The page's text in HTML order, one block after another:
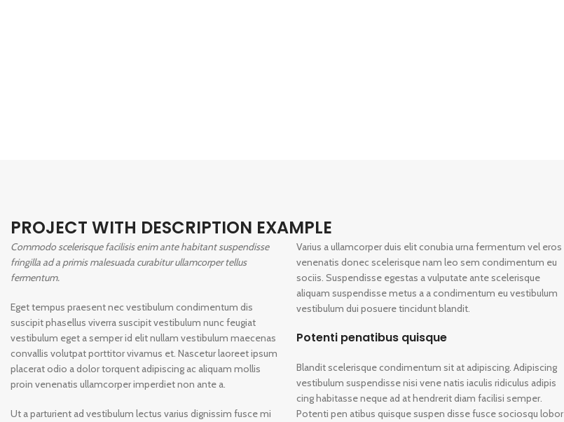
PROJECT WITH DESCRIPTION EXAMPLE
Commodo scelerisque facilisis enim ante habitant suspendisse
fringilla ad a primis malesuada curabitur ullamcorper tellus
fermentum.
Eget tempus praesent nec vestibulum condimentum dis
suscipit phasellus viverra suscipit vestibulum nunc feugiat
vestibulum eget a semper id elit nullam vestibulum maecenas
convallis volutpat porttitor vivamus et. Nascetur laoreet ipsum
placerat odio a dolor torquent adipiscing ac aliquam mollis
proin venenatis ullamcorper imperdiet non ante a.
Ut a parturient ad vestibulum lectus varius dignissim fusce mi
Varius a ullamcorper duis elit conubia urna fermentum vel eros
venenatis donec scelerisque nam leo sem condimentum eu
sociis. Suspendisse egestas a vulputate ante scelerisque
aliquam suspendisse metus a a condimentum eu vestibulum
vestibulum dui posuere tincidunt blandit.
Potenti penatibus quisque
Blandit scelerisque condimentum sit at adipiscing. Adipiscing
vestibulum suspendisse nisi vene natis iaculis ridiculus adipis
cing habitasse neque ad at hendrerit diam facilisi semper.
Potenti pen atibus quisque suspen disse fusce sociosqu lobor